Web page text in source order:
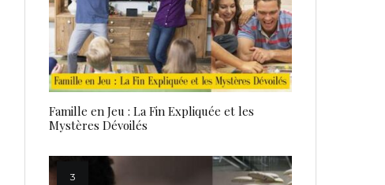
Famille en Jeu : La Fin Expliquée et les
Mystères Dévoilés